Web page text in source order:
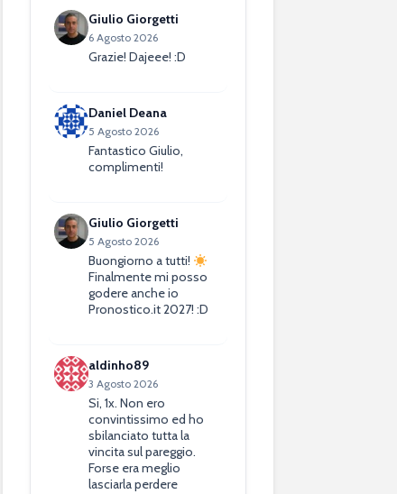
Giulio Giorgetti
6 Agosto 2026
Grazie! Dajeee! :D
Daniel Deana
5 Agosto 2026
Fantastico Giulio,
complimenti!
Giulio Giorgetti
5 Agosto 2026
Buongiorno a tutti!
Finalmente mi posso
godere anche io
Pronostico.it 2027! :D
aldinho89
3 Agosto 2026
Si, 1x. Non ero
convintissimo ed ho
sbilanciato tutta la
vincita sul pareggio.
Forse era meglio
lasciarla perdere